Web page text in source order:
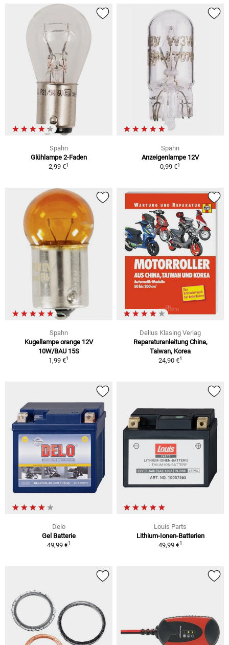
Spahn
Glühlampe 2-Faden
2,99 €1
Spahn
Anzeigenlampe 12V
0,99 €1
Spahn
Kugellampe orange 12V
10W/BAU 15S
1,99 €1
Delius Klasing Verlag
Reparaturanleitung China,
Taiwan, Korea
24,90 €1
Delo
Gel Batterie
49,99 €1
Louis Parts
Lithium-Ionen-Batterien
49,99 €1